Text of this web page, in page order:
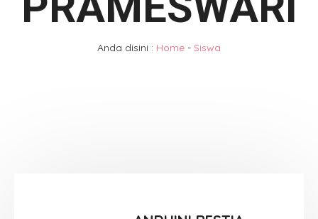
Anda disini : Home - Siswa